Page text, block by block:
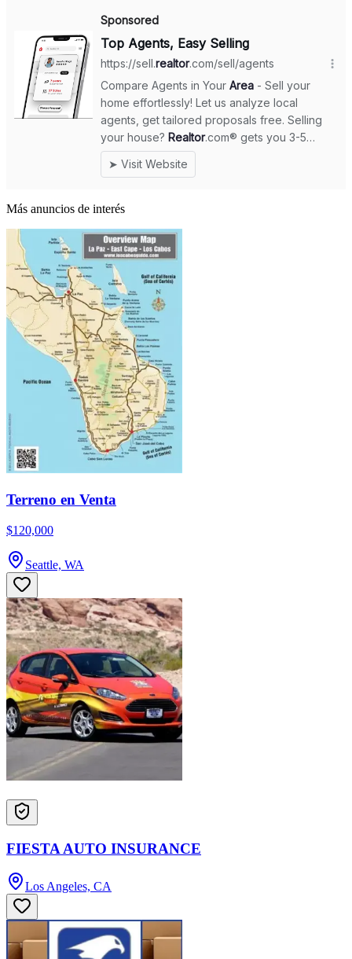
Más anuncios de interés
Terreno en Venta
$120,000
Seattle, WA
FIESTA AUTO INSURANCE
Los Angeles, CA